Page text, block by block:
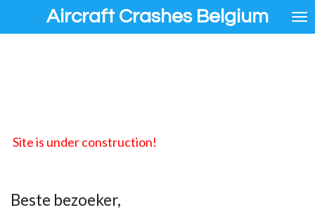
Aircraft Crashes Belgium
Site is under construction!
Beste bezoeker,